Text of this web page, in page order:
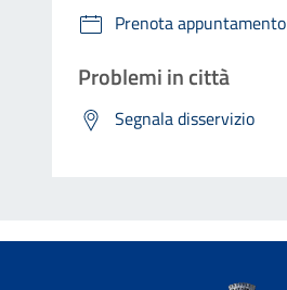
Prenota appuntamento
Problemi in città
Segnala disservizio